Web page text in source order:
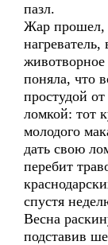
пазл.
Жар прошел,
нагреватель,
поняла, что
простудой
ломкой: тот
молодого
дать свою
перебит
спустя
Весна
подставив